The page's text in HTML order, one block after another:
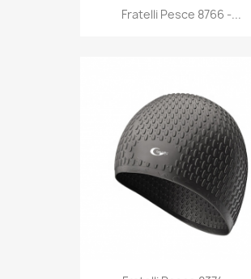
Anteprima
Fratelli Pesce 8766 -...